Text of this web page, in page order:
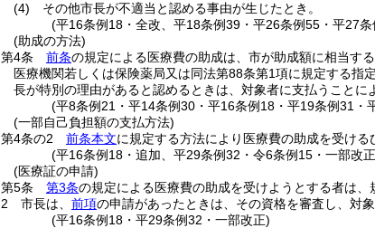
(4)
その他市長が不適当と認める事由が生じたとき。
(平16条例18・全改、平18条例39・平26条例55・平27
(助成の方法)
第4条
前条の規定による医療費の助成は、市が助成額に相当す
医療機関若しくは保険薬局又は同法第88条第1項に規定する指
長が特別の理由があると認めるときは、対象者に支払うことに
(平8条例21・平14条例30・平16条例18・平19条例31・
(一部自己負担額の支払方法)
第4条の2
前条本文に規定する方法により医療費の助成を受ける
(平16条例18・追加、平29条例32・令6条例15・一部改
(医療証の申請)
第5条
第3条の規定による医療費の助成を受けようとする者は
2
市長は、 前項の申請があったときは、その資格を審査し、対
(平16条例18・平29条例32・一部改正)